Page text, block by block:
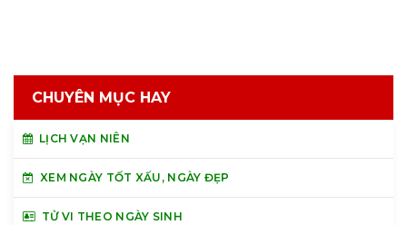
CHUYÊN MỤC HAY
LỊCH VẠN NIÊN
XEM NGÀY TỐT XẤU, NGÀY ĐẸP
TỬ VI THEO NGÀY SINH